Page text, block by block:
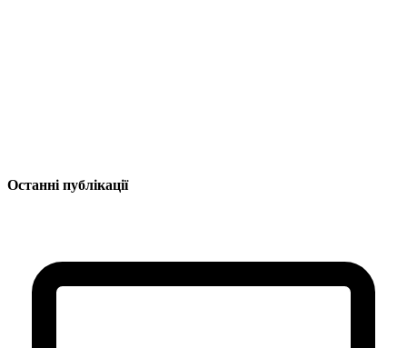
Останні публікації